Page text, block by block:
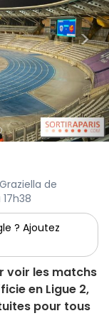
>
de
? Ajoutez
voir les matchs
en Ligue 2,
pour tous